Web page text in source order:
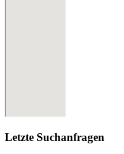
Letzte Suchanfragen